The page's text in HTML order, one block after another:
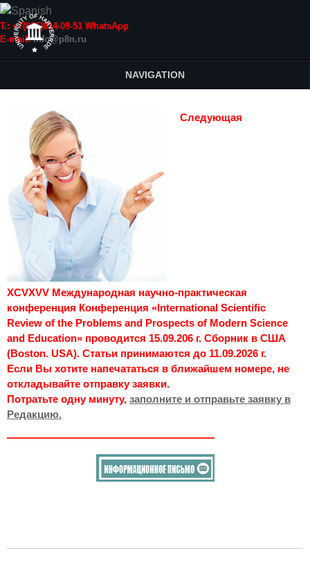
Т.: +7(915)814-09-51 WhatsApp
E-mail:info@p8n.ru
NAVIGATION
Следующая
XCVXVV Международная научно-практическая
конференция Конференция «International Scientific
Review of the Problems and Prospects of Modern Science
and Education» проводится 15.09.206 г. Сборник в США
(Boston. USA). Статьи принимаются до 11.09.2026 г.
Если Вы хотите напечататься в ближайшем номере, не
откладывайте отправку заявки.
Потратьте одну минуту, заполните и отправьте заявку в
Редакцию.